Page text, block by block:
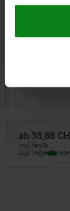
gesammelt
ab 38,88
zzgl. MwSt.
zzgl. Versandkosten